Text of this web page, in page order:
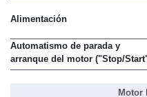
Alimentación
Automatismo de parada y
arranque del motor ("Stop/
Motor